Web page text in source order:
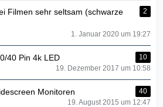
Filmen sehr seltsam (schwarze
2
1. Januar 2020 um 19:27
40 Pin 4k LED
10
19. Dezember 2017 um 10:58
Monitoren
40
19. August 2015 um 12:47